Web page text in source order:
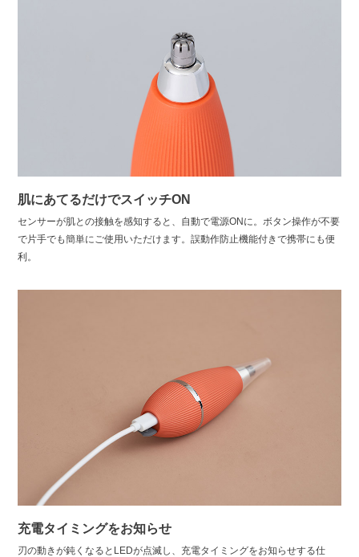
肌にあてるだけでスイッチON
センサーが肌との接触を感知すると、自動で電源ONに。ボタン操作が不要
で片手でも簡単にご使用いただけます。誤動作防止機能付きで携帯にも便
利。
充電タイミングをお知らせ
刃の動きが鈍くなるとLEDが点滅し、充電タイミングをお知らせする仕